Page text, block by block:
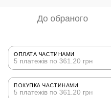
До обраного
ОПЛАТА ЧАСТИНАМИ
5 платежів по 361.20 грн
ПОКУПКА ЧАСТИНАМИ
5 платежів по 361.20 грн